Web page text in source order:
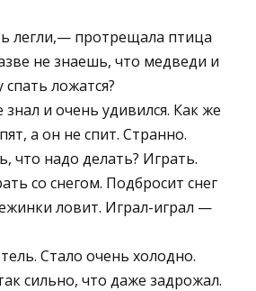
легли,— протрещала птица
не знаешь, что медведи и
ложатся?
знал и очень удивился. Как же
а он не спит. Странно.
что надо делать? Играть.
со снегом. Подбросит снег
ловит. Играл-играл —
Стало очень холодно.
сильно, что даже задрожал.